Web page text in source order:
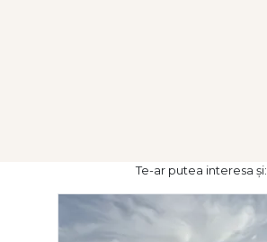
Te-ar putea interesa și: